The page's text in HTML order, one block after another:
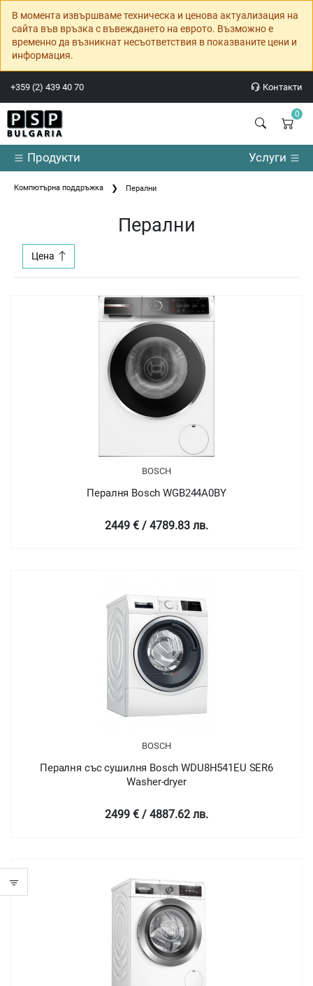
В момента извършваме техническа и ценова актуализация на
сайта във връзка с въвеждането на еврото. Възможно е
временно да възникнат несъответствия в показваните цени и
информация.
+359 (2) 439 40 70 Контакти
0
Продукти Услуги
Компютърна поддръжка Перални
Перални
Цена
BOSCH
Пералня Bosch WGB244A0BY
2449 € / 4789.83 лв.
BOSCH
Пералня със сушилня Bosch WDU8H541EU SER6
Washer-dryer
2499 € / 4887.62 лв.